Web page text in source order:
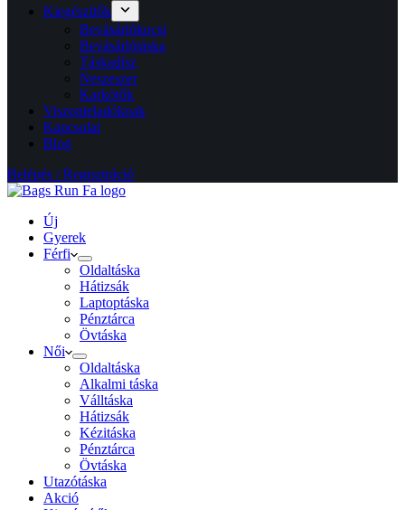
Kiegészítők
Bevásárlókocsi
Bevásárlótáska
Táskadísz
Neszeszer
Karkötők
Viszonteladóknak
Kapcsolat
Blog
Belépés / Regisztráció
Új
Gyerek
Férfi
Oldaltáska
Hátizsák
Laptoptáska
Pénztárca
Övtáska
Női
Oldaltáska
Alkalmi táska
Válltáska
Hátizsák
Kézitáska
Pénztárca
Övtáska
Utazótáska
Akció